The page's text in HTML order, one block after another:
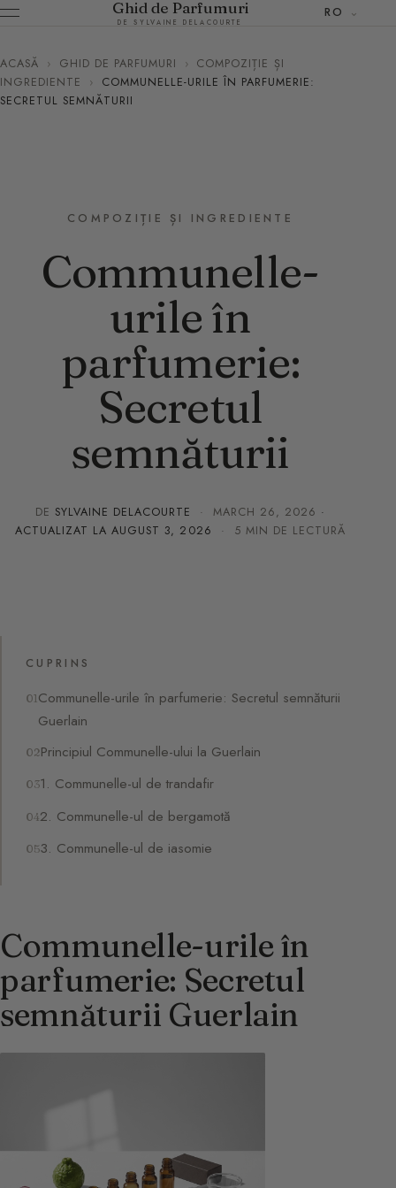
Ghid de Parfumuri
DE SYLVAINE DELACOURTE
RO
ACASĂ › GHID DE PARFUMURI › COMPOZIȚIE ȘI
INGREDIENTE
›
COMMUNELLE-URILE ÎN PARFUMERIE:
SECRETUL SEMNĂTURII
COMPOZIȚIE ȘI INGREDIENTE
Communelle-
urile în
parfumerie:
Secretul
semnăturii
DE SYLVAINE DELACOURTE ·MARCH 26, 2026 ·
ACTUALIZAT LAAUGUST 3, 2026 · 5 MIN DE LECTURĂ
CUPRINS
Communelle-urile în parfumerie: Secretul semnăturii
Guerlain
Principiul Communelle-ului la Guerlain
1. Communelle-ul de trandafir
2. Communelle-ul de bergamotă
3. Communelle-ul de iasomie
Communelle-urile în
parfumerie: Secretul
semnăturii Guerlain